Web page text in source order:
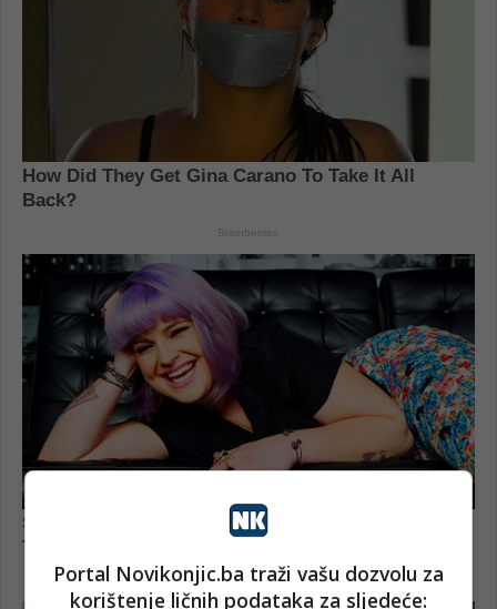
Portal Novikonjic.ba traži vašu dozvolu za
korištenje ličnih podataka za sljedeće: